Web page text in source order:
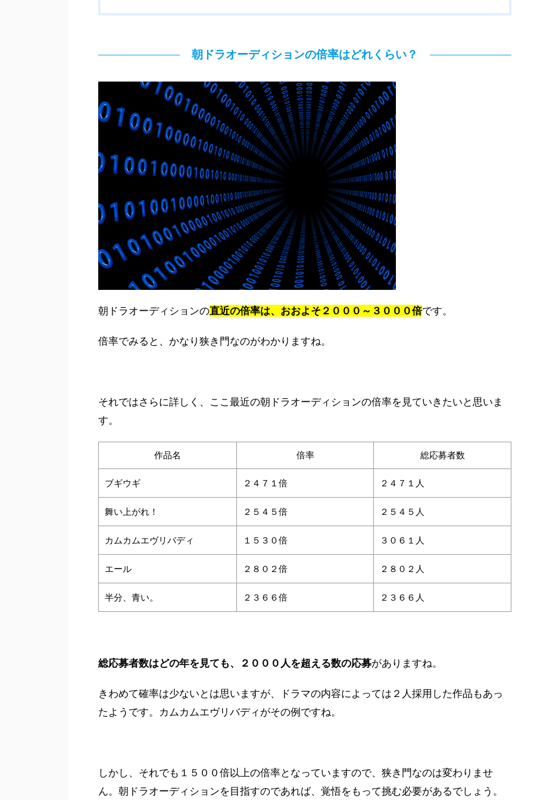
朝ドラオーディションの倍率はどれくらい？
朝ドラオーディションの直近の倍率は、おおよそ２０００～３０００倍です。
倍率でみると、かなり狭き門なのがわかりますね。
それではさらに詳しく、ここ最近の朝ドラオーディションの倍率を見ていきたいと思いま
す。
作品名 倍率 総応募者数
ブギウギ ２４７１倍 ２４７１人
舞い上がれ！ ２５４５倍 ２５４５人
カムカムエヴリバディ １５３０倍 ３０６１人
エール ２８０２倍 ２８０２人
半分、青い。 ２３６６倍 ２３６６人
総応募者数はどの年を見ても、２０００人を超える数の応募がありますね。
きわめて確率は少ないとは思いますが、ドラマの内容によっては２人採用した作品もあっ
たようです。カムカムエヴリバディがその例ですね。
しかし、それでも１５００倍以上の倍率となっていますので、狭き門なのは変わりませ
ん。朝ドラオーディションを目指すのであれば、覚悟をもって挑む必要があるでしょう。